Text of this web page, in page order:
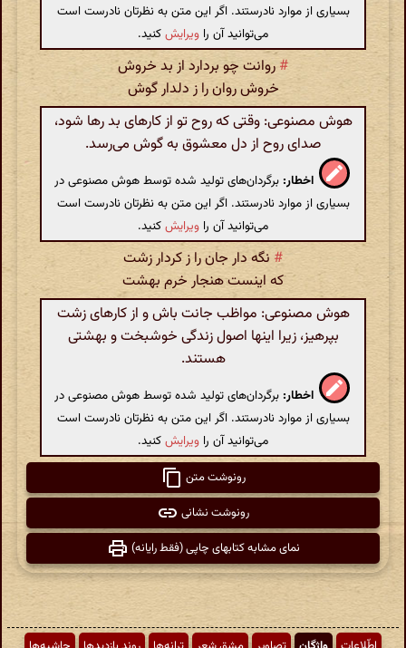
بسیاری از موارد نادرستند. اگر این متن به نظرتان نادرست است
می‌توانید آن را ویرایشکنید.
# روانت چو بردارد از بد خروش
خروش روان را ز دلدار گوش
هوش مصنوعی: وقتی که روح تو از کارهای بد رها شود،
صدای روح از دل معشوق به گوش می‌رسد.
اخطار: برگردان‌های تولید شده توسط هوش مصنوعی در
بسیاری از موارد نادرستند. اگر این متن به نظرتان نادرست است
می‌توانید آن را ویرایشکنید.
# نگه دار جان را ز کردار زشت
که اینست هنجار خرم بهشت
هوش مصنوعی: مواظب جانت باش و از کارهای زشت
بپرهیز، زیرا اینها اصول زندگی خوشبخت و بهشتی
هستند.
اخطار: برگردان‌های تولید شده توسط هوش مصنوعی در
بسیاری از موارد نادرستند. اگر این متن به نظرتان نادرست است
می‌توانید آن را ویرایشکنید.
رونوشت متن
رونوشت نشانی
نمای مشابه کتابهای چاپی (فقط رایانه)